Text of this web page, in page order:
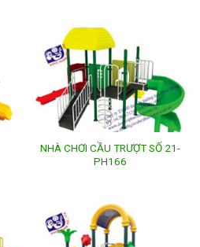
NHÀ CHƠI CẦU TRƯỢT SỐ 21-
PH166